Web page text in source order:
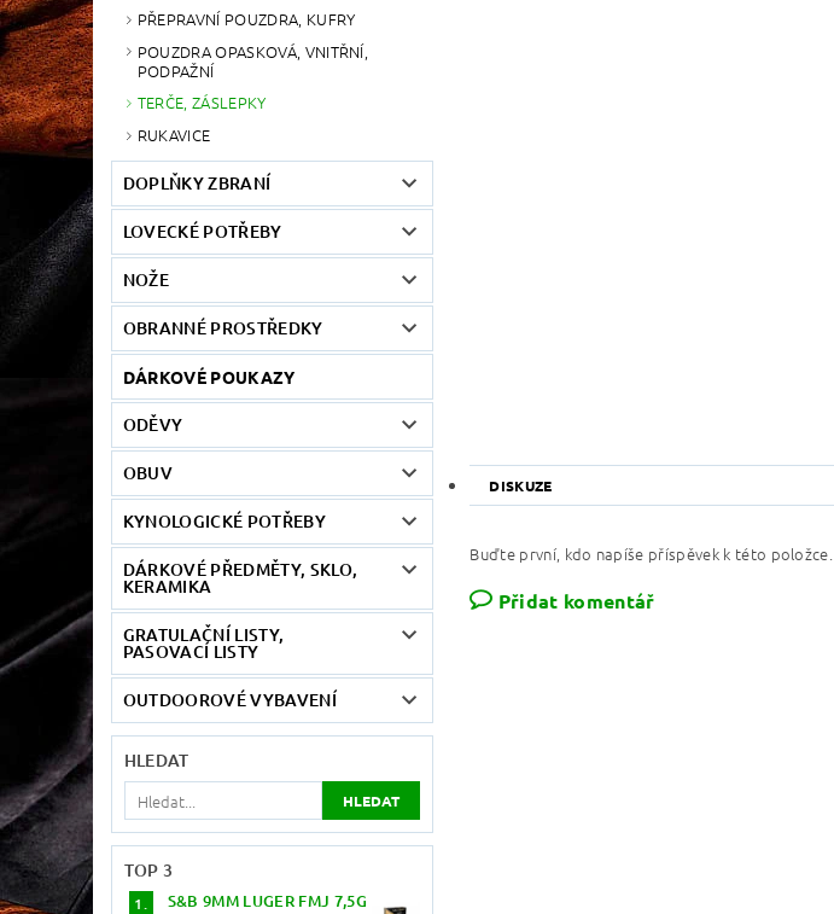
PŘEPRAVNÍ POUZDRA, KUFRY
POUZDRA OPASKOVÁ, VNITŘNÍ,
PODPAŽNÍ
TERČE, ZÁSLEPKY
RUKAVICE
DOPLŇKY ZBRANÍ
LOVECKÉ POTŘEBY
NOŽE
OBRANNÉ PROSTŘEDKY
DÁRKOVÉ POUKAZY
ODĚVY
OBUV
KYNOLOGICKÉ POTŘEBY
DÁRKOVÉ PŘEDMĚTY, SKLO,
KERAMIKA
GRATULAČNÍ LISTY,
PASOVACÍ LISTY
OUTDOOROVÉ VYBAVENÍ
HLEDAT
TOP 3
S&B 9MM LUGER FMJ 7,5G
DISKUZE
Buďte první, kdo napíše příspěvek k této položce.
Přidat komentář